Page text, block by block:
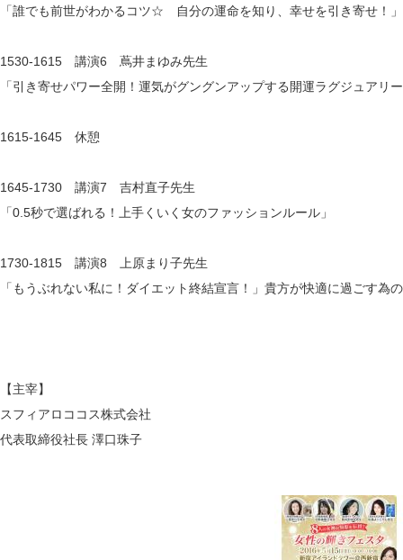
「誰でも前世がわかるコツ☆ 自分の運命を知り、幸せを引き寄せ！」
1530-1615 講演6 蔦井まゆみ先生
「引き寄せパワー全開！運気がグングンアップする開運ラグジュアリ
1615-1645 休憩
1645-1730 講演7 吉村直子先生
「0.5秒で選ばれる！上手くいく女のファッションルール」
1730-1815 講演8 上原まり子先生
「もうぶれない私に！ダイエット終結宣言！」貴方が快適に過ごす為
【主宰】
スフィアロココス株式会社
代表取締役社長 澤口珠子